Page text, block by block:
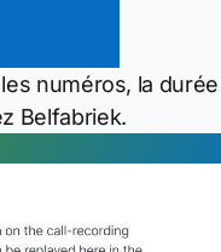
numéros, la
Belfabriek.